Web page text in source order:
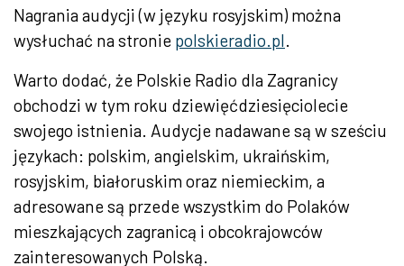
Nagrania audycji (w języku rosyjskim) można
wysłuchać na stronie polskieradio.pl.
Warto dodać, że Polskie Radio dla Zagranicy
obchodzi w tym roku dziewięćdziesięciolecie
swojego istnienia. Audycje nadawane są w sześciu
językach: polskim, angielskim, ukraińskim,
rosyjskim, białoruskim oraz niemieckim, a
adresowane są przede wszystkim do Polaków
mieszkających zagranicą i obcokrajowców
zainteresowanych Polską.